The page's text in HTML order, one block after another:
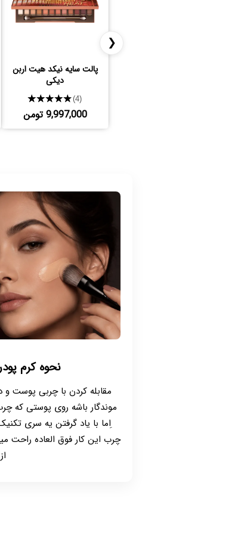
❮
پالت سایه نیکد هیت اربن
دیکی
★★★★★(4)
9,997,000 تومن
نحوه کرم
مقابله کردن با چربی پوست
موندگار باشه روی پوستی که
ِاما با یاد گرفتن یه سری
چرب این کار فوق العاده راحت